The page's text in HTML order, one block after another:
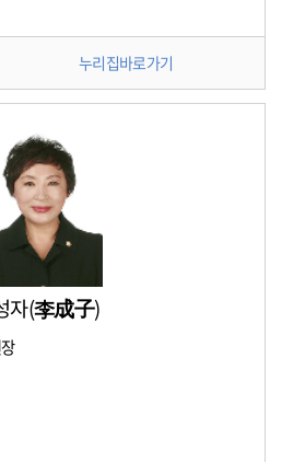
누리집바로가기
자(李成子)